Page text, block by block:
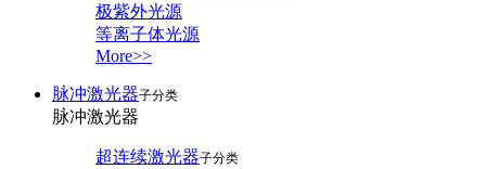
极紫外光源
等离子体光源
More>>
脉冲激光器子分类
脉冲激光器
超连续激光器子分类